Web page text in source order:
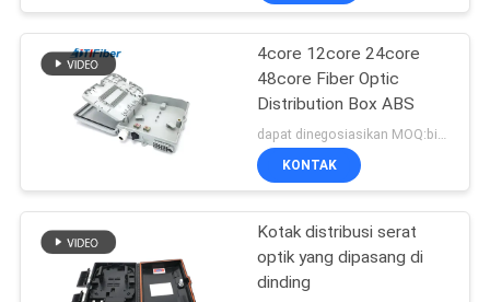
4core 12core 24core
48core Fiber Optic
Distribution Box ABS
KONTAK
Kotak distribusi serat
optik yang dipasang di
dinding